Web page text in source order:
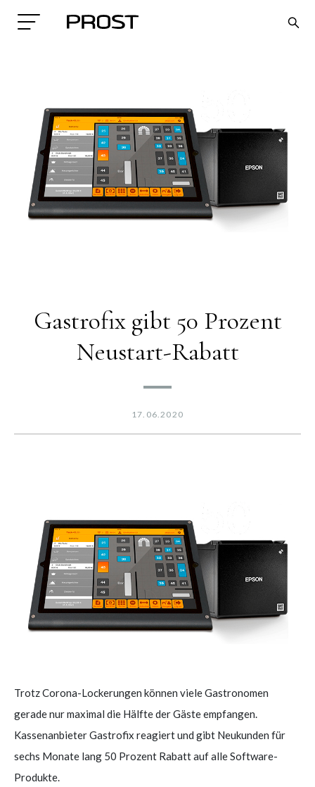
Search
Gastrofix gibt 50 Prozent
Neustart-Rabatt
17.06.2020
Trotz Corona-Lockerungen können viele Gastronomen
gerade nur maximal die Hälfte der Gäste empfangen.
Kassenanbieter Gastrofix reagiert und gibt Neukunden für
sechs Monate lang 50 Prozent Rabatt auf alle Software-
Produkte.